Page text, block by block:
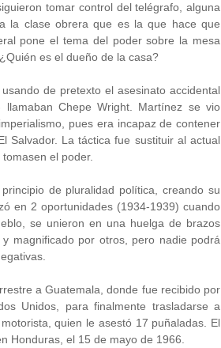
tomar control del telégrafo, alguna
la clase obrera que es la que hace que
pone el tema del poder sobre la mesa
es el dueño de la casa?
de pretexto el asesinato accidental
llamaban Chepe Wright. Martínez se vio
pues era incapaz de contener
Salvador. La táctica fue sustituir al actual
el poder.
de pluralidad política, creando su
en 2 oportunidades (1934-1939) cuando
se unieron en una huelga de brazos
magnificado por otros, pero nadie podrá
a Guatemala, donde fue recibido por
Unidos, para finalmente trasladarse a
quien le asestó 17 puñaladas. El
Honduras, el 15 de mayo de 1966.